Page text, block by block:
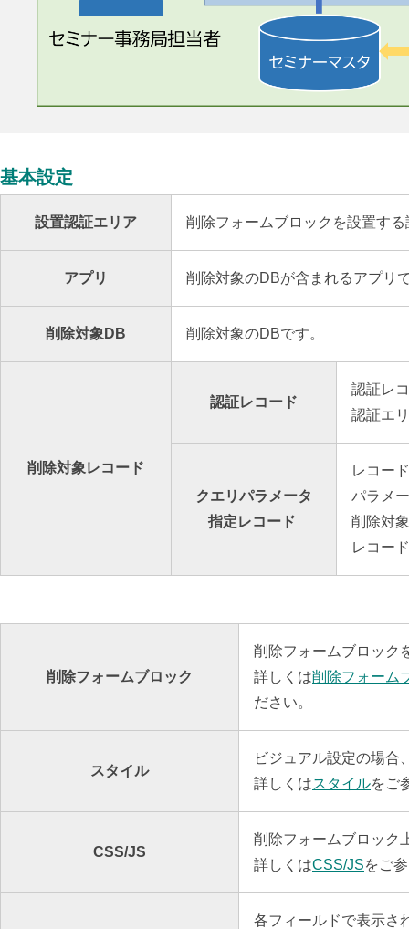
基本設定
設置認証エリア 削除フォームブロックを設置す
アプリ 削除対象のDBが含まれるアプリ
削除対象DB 削除対象のDBです。
削除対象レコード
認証レコード
認証レ
認証エ
クエリパラメータ
指定レコード
レコー
パラメ
削除対
レコー
削除フォームブロック
削除フォームブロック
詳しくは削除フォーム
ださい。
スタイル
ビジュアル設定の場合
詳しくはスタイルをご
CSS/JS
削除フォームブロック
詳しくはCSS/JSをご
各フィールドで表示さ